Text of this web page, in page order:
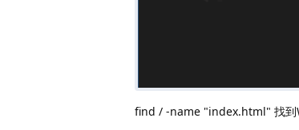
find / -name "index.html" 找